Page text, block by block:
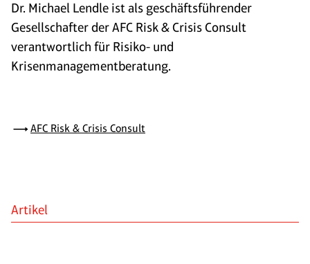
Dr. Michael Lendle ist als geschäftsführender
Gesellschafter der AFC Risk & Crisis Consult
verantwortlich für Risiko- und
Krisenmanagementberatung.
AFC Risk & Crisis Consult
Artikel